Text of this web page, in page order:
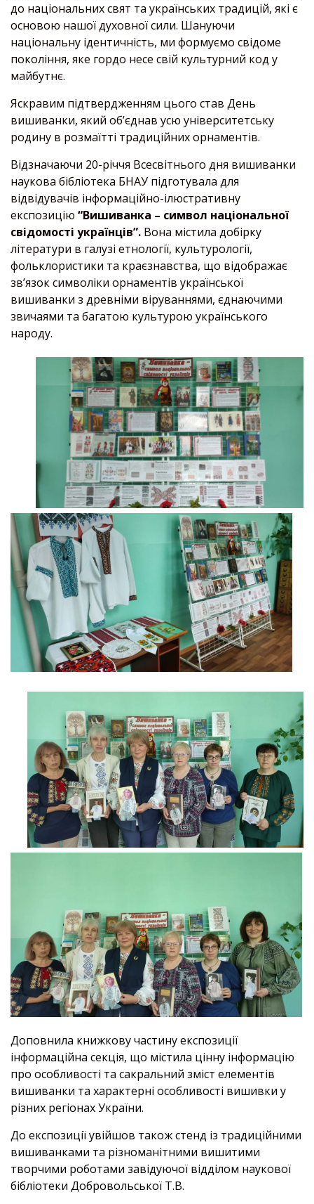
до національних свят та українських традицій, які є
основою нашої духовної сили. Шануючи
національну ідентичність, ми формуємо свідоме
покоління, яке гордо несе свій культурний код у
майбутнє.
Яскравим підтвердженням цього став День
вишиванки, який об’єднав усю університетську
родину в розмаїтті традиційних орнаментів.
Відзначаючи 20-річчя Всесвітнього дня вишиванки
наукова бібліотека БНАУ підготувала для
відвідувачів інформаційно-ілюстративну
експозицію “Вишиванка – символ національної
свідомості українців”. Вона містила добірку
літератури в галузі етнології, культурології,
фольклористики та краєзнавства, що відображає
зв’язок символіки орнаментів української
вишиванки з древніми віруваннями, єднаючими
звичаями та багатою культурою українського
народу.
Доповнила книжкову частину експозиції
інформаційна секція, що містила цінну інформацію
про особливості та сакральний зміст елементів
вишиванки та характерні особливості вишивки у
різних регіонах України.
До експозиції увійшов також стенд із традиційними
вишиванками та різноманітними вишитими
творчими роботами завідуючої відділом наукової
бібліотеки Добровольської Т.В.